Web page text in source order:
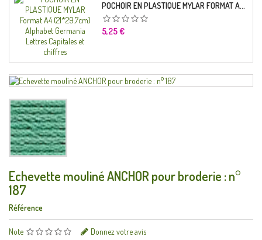
POCHOIR EN PLASTIQUE MYLAR FORMAT A4 (21*29.7CM) ALPHABET GERMANICA LETTRES CAPITALES ET CHIFFRES
Prix
5,25 €
Echevette mouliné ANCHOR pour broderie : n°
187
Référence
Note Donnez votre avis